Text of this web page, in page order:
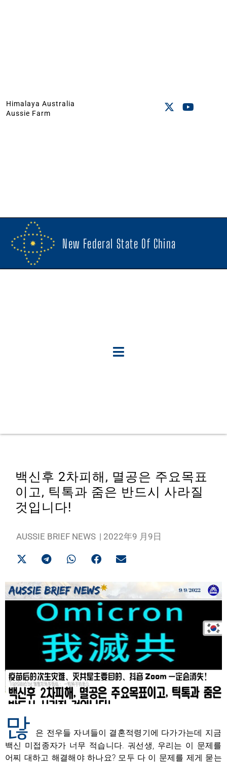
Himalaya Australia
Aussie Farm
New Federal State Of China
백신후 2차피해, 멸공은 주요목표
이고, 틱톡과 줌은 반드시 사라질
것입니다!
AUSSIE BRIEF NEWS | 2022年9 月9日
많
은 전우들 자녀들이 결혼적령기에 다가가는데 지금
백신 미접종자가 너무 적습니다. 궈선생, 우리는 이 문제를
어찌 대하고 해결해야 하나요? 모두 다 이 문제를 제게 묻는